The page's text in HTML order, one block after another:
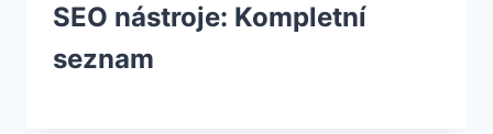
SEO nástroje: Kompletní
seznam